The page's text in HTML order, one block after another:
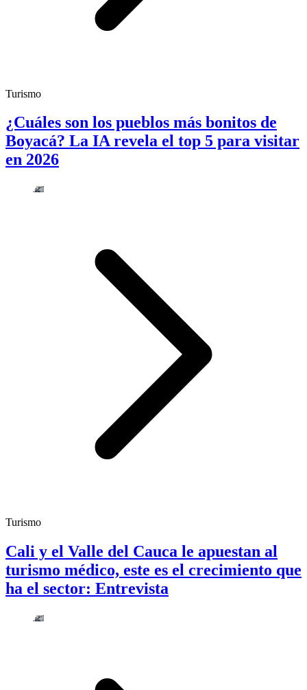
Turismo
¿Cuáles son los pueblos más bonitos de
Boyacá? La IA revela el top 5 para visitar
en 2026
Turismo
Cali y el Valle del Cauca le apuestan al
turismo médico, este es el crecimiento que
ha el sector: Entrevista